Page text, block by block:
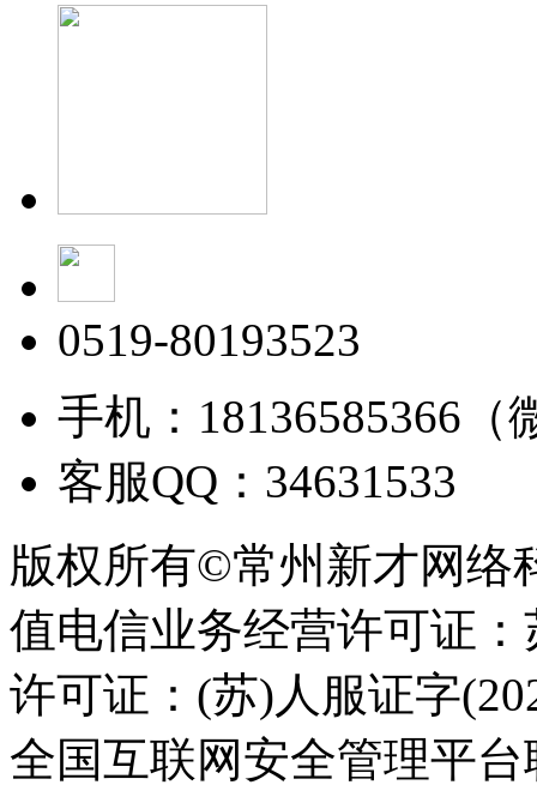
0519-80193523
手机：18136585366（
客服QQ：34631533
版权所有©常州新才网络
值电信业务经营许可证
许可证：(苏)人服证字
全国互联网安全管理平